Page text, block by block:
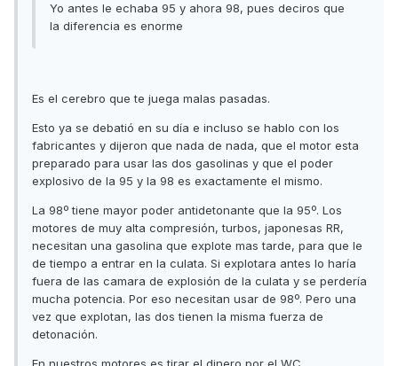
Yo antes le echaba 95 y ahora 98, pues deciros que
la diferencia es enorme
Es el cerebro que te juega malas pasadas.
Esto ya se debatió en su día e incluso se hablo con los
fabricantes y dijeron que nada de nada, que el motor esta
preparado para usar las dos gasolinas y que el poder
explosivo de la 95 y la 98 es exactamente el mismo.
La 98º tiene mayor poder antidetonante que la 95º. Los
motores de muy alta compresión, turbos, japonesas RR,
necesitan una gasolina que explote mas tarde, para que le
de tiempo a entrar en la culata. Si explotara antes lo haría
fuera de las camara de explosión de la culata y se perdería
mucha potencia. Por eso necesitan usar de 98º. Pero una
vez que explotan, las dos tienen la misma fuerza de
detonación.